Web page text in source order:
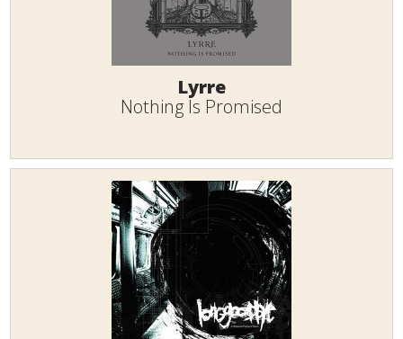
Lyrre
Nothing Is Promised